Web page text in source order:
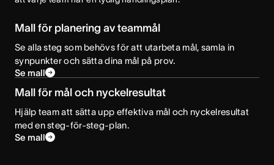
Mall för planering av teammål
Se alla steg som behövs för att utarbeta mål, samla in
synpunkter och sätta dina mål på prov.
Se mall
Mall för mål och nyckelresultat
Hjälp team att sätta upp effektiva mål och nyckelresultat
med en steg-för-steg-plan.
Se mall